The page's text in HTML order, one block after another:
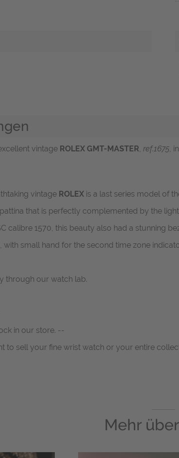
vintage ROLEX GMT-MASTER, ref.1675,
vintage ROLEX is a last series model of
that is perfectly complemented by the
calibre 1570, this beauty also had a stunning
with small hand for the second time zone
through our watch lab.
in our store. --
to sell your fine wrist watch or your entire
Mehr über